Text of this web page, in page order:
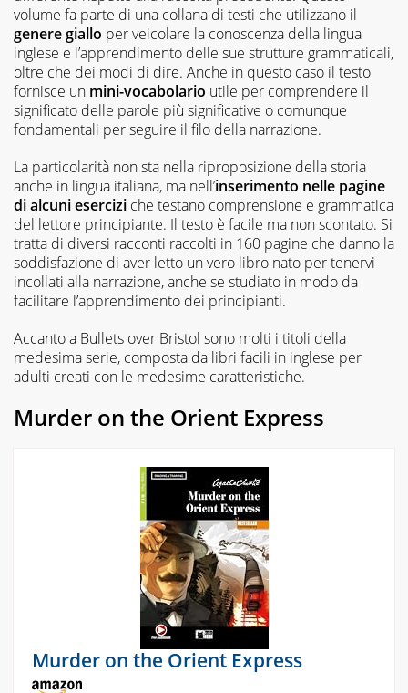
volume fa parte di una collana di testi che utilizzano il
genere giallo per veicolare la conoscenza della lingua
inglese e l’apprendimento delle sue strutture grammaticali,
oltre che dei modi di dire. Anche in questo caso il testo
fornisce un mini-vocabolario utile per comprendere il
significato delle parole più significative o comunque
fondamentali per seguire il filo della narrazione.
La particolarità non sta nella riproposizione della storia
anche in lingua italiana, ma nell’inserimento nelle pagine
di alcuni esercizi che testano comprensione e grammatica
del lettore principiante. Il testo è facile ma non scontato. Si
tratta di diversi racconti raccolti in 160 pagine che danno la
soddisfazione di aver letto un vero libro nato per tenervi
incollati alla narrazione, anche se studiato in modo da
facilitare l’apprendimento dei principianti.
Accanto a Bullets over Bristol sono molti i titoli della
medesima serie, composta da libri facili in inglese per
adulti creati con le medesime caratteristiche.
Murder on the Orient Express
Murder on the Orient Express